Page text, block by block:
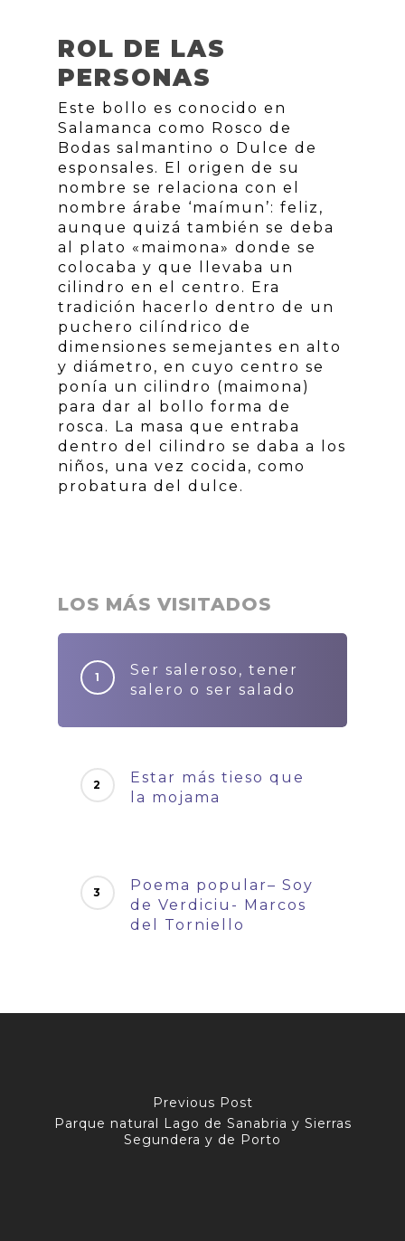
ROL DE LAS
PERSONAS
Este bollo es conocido en
Salamanca como Rosco de
Bodas salmantino o Dulce de
esponsales. El origen de su
nombre se relaciona con el
nombre árabe ‘maímun’: feliz,
aunque quizá también se deba
al plato «maimona» donde se
colocaba y que llevaba un
cilindro en el centro. Era
tradición hacerlo dentro de un
puchero cilíndrico de
dimensiones semejantes en alto
y diámetro, en cuyo centro se
ponía un cilindro (maimona)
para dar al bollo forma de
rosca. La masa que entraba
dentro del cilindro se daba a los
niños, una vez cocida, como
probatura del dulce.
LOS MÁS VISITADOS
Ser saleroso, tener
salero o ser salado
Estar más tieso que
la mojama
Poema popular– Soy
de Verdiciu- Marcos
del Torniello
Previous Post
Parque natural Lago de Sanabria y Sierras
Segundera y de Porto